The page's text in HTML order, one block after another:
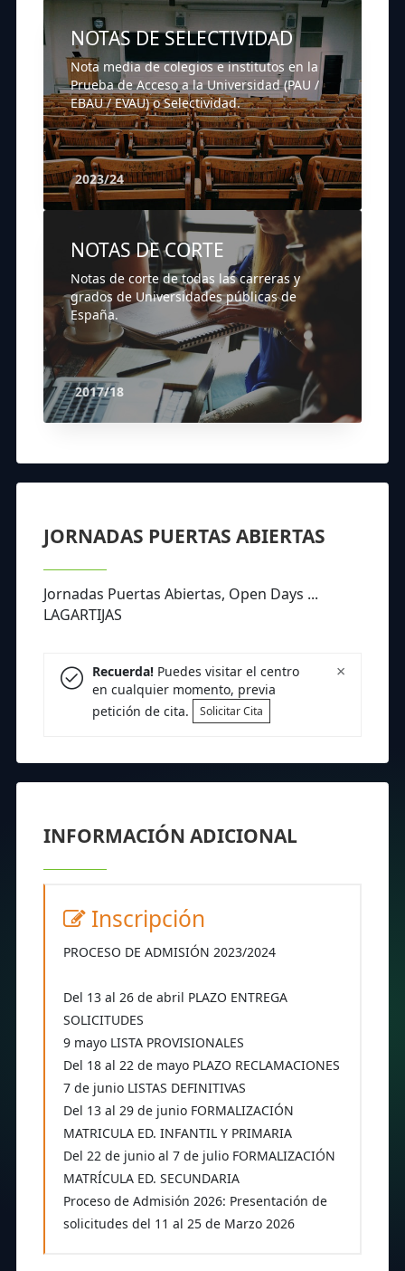
NOTAS DE SELECTIVIDAD
Nota media de colegios e institutos en la
Prueba de Acceso a la Universidad (PAU /
EBAU / EVAU) o Selectividad.
2023/24
NOTAS DE CORTE
Notas de corte de todas las carreras y
grados de Universidades públicas de
España.
2017/18
JORNADAS PUERTAS ABIERTAS
Jornadas Puertas Abiertas, Open Days ...
LAGARTIJAS
×
Recuerda!Puedes visitar el centro
en cualquier momento, previa
petición de cita.
Solicitar Cita
INFORMACIÓN ADICIONAL
Inscripción
PROCESO DE ADMISIÓN 2023/2024
Del 13 al 26 de abril PLAZO ENTREGA
SOLICITUDES
9 mayo LISTA PROVISIONALES
Del 18 al 22 de mayo PLAZO RECLAMACIONES
7 de junio LISTAS DEFINITIVAS
Del 13 al 29 de junio FORMALIZACIÓN
MATRICULA ED. INFANTIL Y PRIMARIA
Del 22 de junio al 7 de julio FORMALIZACIÓN
MATRÍCULA ED. SECUNDARIA
Proceso de Admisión 2026: Presentación de
solicitudes del 11 al 25 de Marzo 2026